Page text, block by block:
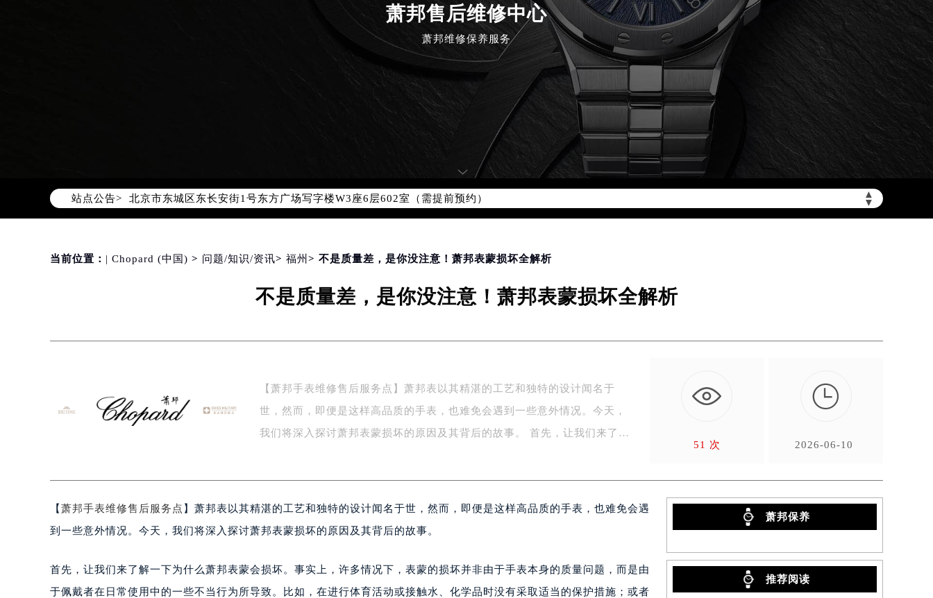
萧邦售后维修中心
萧邦维修保养服务
站点公告> ▲
▼
2026年8月萧邦全国官方售后客户服务热线：400-885-0231
萧邦官方全国统一服务热线400-885-0231，服务覆盖中国大陆、香港、澳门、台湾全部区域（非大陆需加拨“+86”）
北京市朝阳区建国门外大街甲6号华熙国际中心写字楼D座11层1102室（北京总部）（需提前预约）
北京市东城区东长安街1号东方广场写字楼W3座6层602室（需提前预约）
天津市和平区赤峰道136号天津国际金融中心写字楼26层2603室（需提前预约）
上海市黄浦区南京东路299号宏伊国际广场写字楼8层806室（需提前预约）
常州市新北区龙锦路1590号现代传媒中心写字楼5号楼10层1008室（需提前预约）
宁波市江北区大闸南路500号来福士广场办公楼20层2009室（需提前预约）
杭州市上城区钱江路1366号华润大厦写字楼A座5层503-5室（需提前预约）
金华市金东区东市南街777号金华万达广场写字楼4号楼22层2209室（需提前预约）
济南市历下区经十路11111号华润中心写字楼（万象城）15层1508室（需提前预约）
广州市天河区天河路230号万菱汇国际中心写字楼A塔7层704室（需提前预约）
深圳市罗湖区深南东路5001号华润大厦写字楼17层1701室（需提前预约）
惠州市惠城区江北文昌一路7号华贸大厦写字楼1座30层05室（需提前预约）
当前位置： | Chopard (中国) > 问题/知识/资讯> 福州 > 不是质量差，是你没注意！萧邦表蒙损坏全解析
不是质量差，是你没注意！萧邦表蒙损坏全解析
【萧邦手表维修售后服务点】萧邦表以其精湛的工艺和独特的设计闻名于
世，然而，即便是这样高品质的手表，也难免会遇到一些意外情况。今天，
我们将深入探讨萧邦表蒙损坏的原因及其背后的故事。 首先，让我们来了解
51 次

2026-06-10
【萧邦手表维修售后服务点 】萧邦表以其精湛的工艺和独特的设计闻名于世，然而，即便是这样高品质的手表，也难免会遇
到一些意外情况。今天，我们将深入探讨萧邦表蒙损坏的原因及其背后的故事。
首先，让我们来了解一下为什么萧邦表蒙会损坏。事实上，许多情况下，表蒙的损坏并非由于手表本身的质量问题，而是由
于佩戴者在日常使用中的一些不当行为所导致。比如，在进行体育活动或接触水、化学品时没有采取适当的保护措施；或者
萧邦保养
推荐阅读